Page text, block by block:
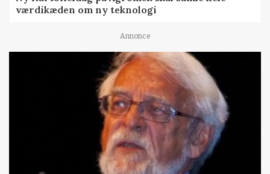
værdikæden om ny teknologi
Annonce